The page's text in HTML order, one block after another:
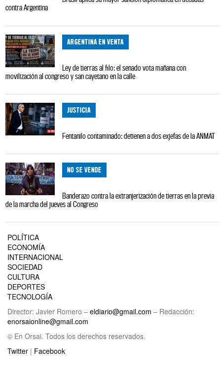
contra Argentina
ARGENTINA EN VENTA
Ley de tierras al filo: el senado vota mañana con
movilización al congreso y san cayetano en la calle
JUSTICIA
Fentanilo contaminado: detienen a dos exjefas de la ANMAT
NO SE VENDE
Banderazo contra la extranjerización de tierras en la previa
de la marcha del jueves al Congreso
POLÍTICA
ECONOMÍA
INTERNACIONAL
SOCIEDAD
CULTURA
DEPORTES
TECNOLOGÍA
Director: Javier Romero – eldiario@gmail.com – Redacción:
enorsaionline@gmail.com
© En Orsai. Todos los derechos reservados.
Twitter | Facebook